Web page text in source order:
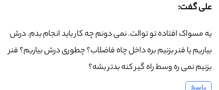
علی گفت:
یه مسواک افتاده تو توالت. نمی دونم چه کار باید انجام بدم. درش
بیاریم یا فنر بزنیم بره داخل چاه فاضلاب؟ چطوری درش بیاریم؟ فنر
بزنیم نمی ره وسط راه گیر کنه بدتر بشه؟